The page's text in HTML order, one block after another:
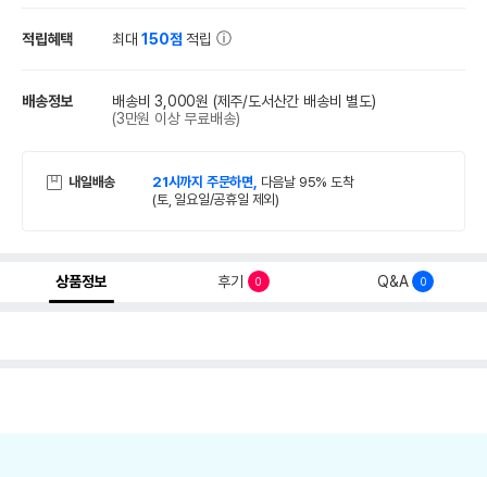
적립혜택 최대150점 적립
배송정보 배송비 3,000원 (제주/도서산간 배송비 별도)
(3만원 이상 무료배송)
내일배송 21시까지 주문하면, 다음날 95% 도착
(토, 일요일/공휴일 제외)
상품정보 후기 0 Q&A 0